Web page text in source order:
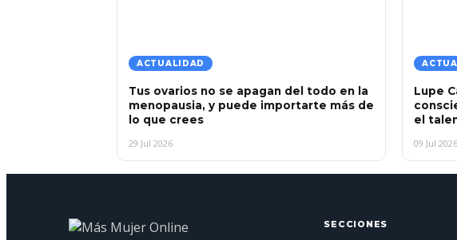
ACTUALIDAD
Tus ovarios no se apagan del todo en la
menopausia, y puede importarte más de
lo que crees
29 Jul 2026
Lupe
el
09 Jul 2026
SECCIONES